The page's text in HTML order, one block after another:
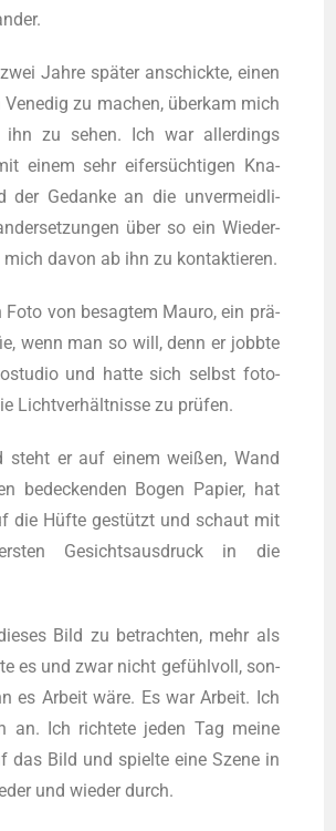
Jah­re später anschick­te, einen
zu machen, überkam mich
ihn zu sehen. Ich war aller­dings
einem sehr eifersüchtigen Kna­
der Gedan­ke an die unver­meid­li­
über so ein Wie­der­
mich davon ab ihn zu kontaktieren.
Foto von besag­tem Mau­ro, ein prä-
wenn man so will, denn er jobb­te
und hat­te sich selbst foto­
Lichtverhältnisse zu prüfen.
steht er auf einem wei­ßen, Wand
bede­cken­den Bogen Papier, hat
die Hüfte gestützt und schaut mit
Gesichts­aus­druck in die
Bild zu betrach­ten, mehr als
es und zwar nicht gefühlvoll, son­
es Arbeit wäre. Es war Arbeit. Ich
an. Ich rich­te­te jeden Tag mei­ne
das Bild und spiel­te eine Sze­ne in
und wie­der durch.